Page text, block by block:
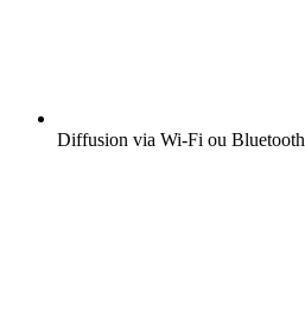
Diffusion via Wi-Fi ou Bluetooth